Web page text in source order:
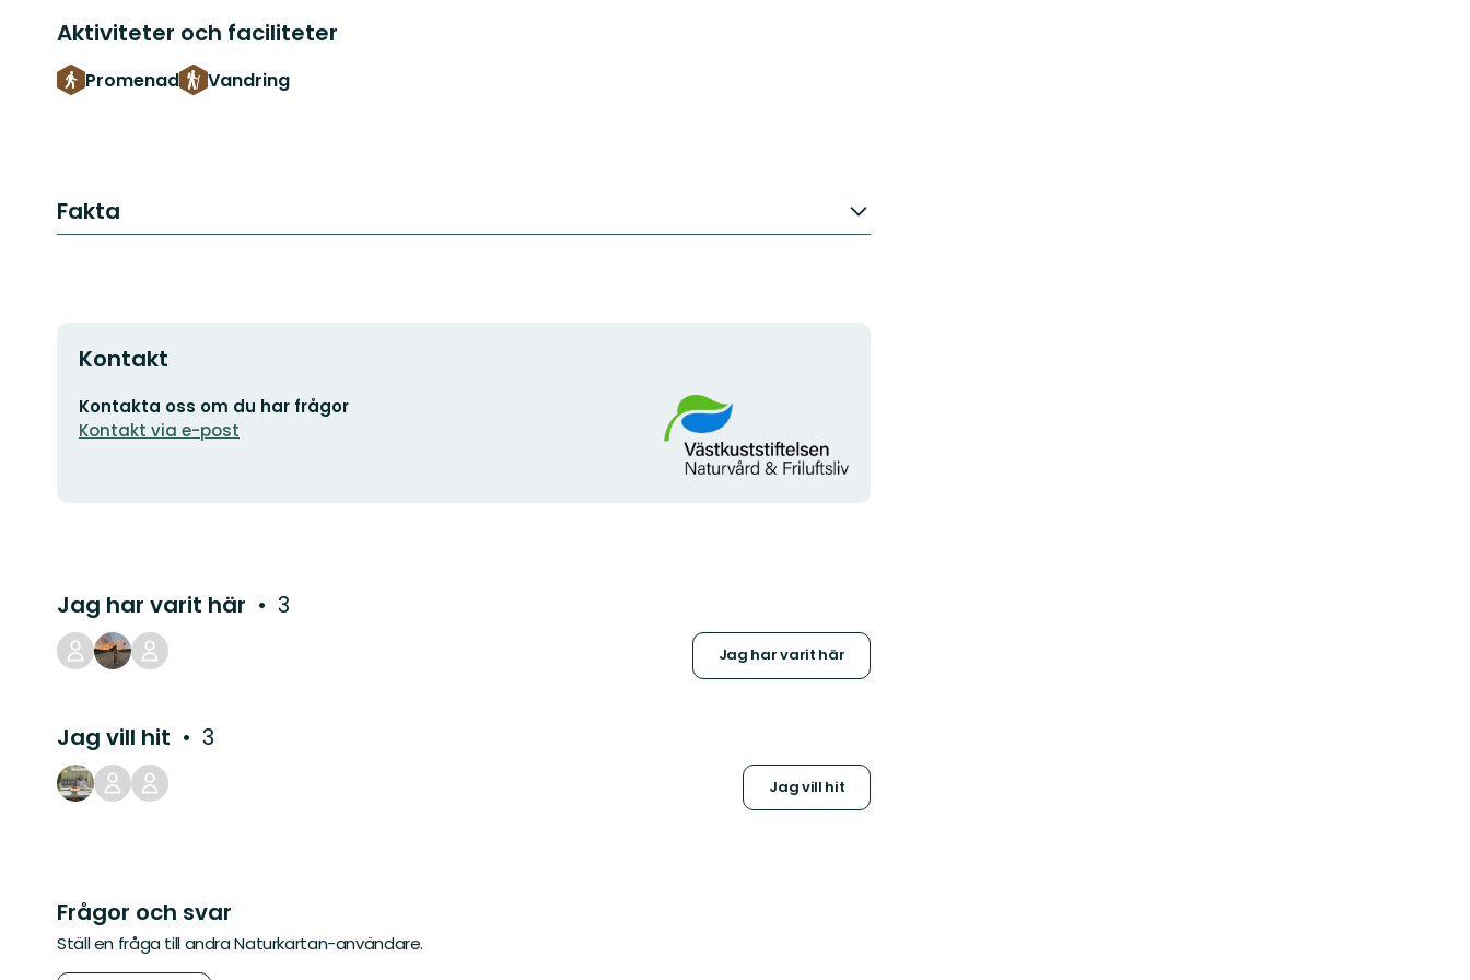
Aktiviteter och faciliteter
Promenad Vandring
Fakta
Kontakt
E-
postadress
Kontakta oss om du har frågor
Kontakt via e-post
Organisationens
logotyp
Jag har varit här 3
Jag har varit här
Jag vill hit 3
Jag vill hit
Frågor och svar
Ställ en fråga till andra Naturkartan-användare.